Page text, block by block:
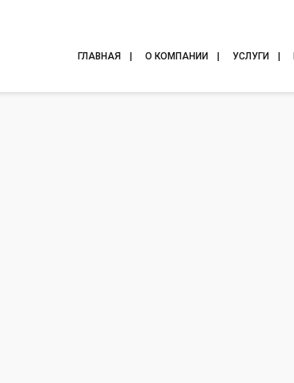
ГЛАВНАЯ О КОМПАНИИ УСЛУГИ